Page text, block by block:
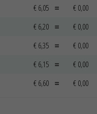
€ 6,05
€ 0,00
€ 6,20
€ 0,00
€ 6,35
€ 0,00
€ 6,15
€ 0,00
€ 6,60 € 0,00